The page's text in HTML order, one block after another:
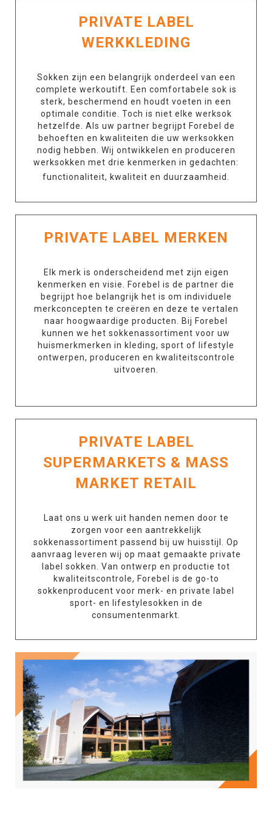
PRIVATE LABEL
WERKKLEDING
Sokken zijn een belangrijk onderdeel van een
complete werkoutift. Een comfortabele sok is
sterk, beschermend en houdt voeten in een
optimale conditie. Toch is niet elke werksok
hetzelfde. Als uw partner begrijpt Forebel de
behoeften en kwaliteiten die uw werksokken
nodig hebben. Wij ontwikkelen en produceren
werksokken met drie kenmerken in gedachten:
functionaliteit, kwaliteit en duurzaamheid.
PRIVATE LABEL MERKEN
Elk merk is onderscheidend met zijn eigen
kenmerken en visie. Forebel is de partner die
begrijpt hoe belangrijk het is om individuele
merkconcepten te creëren en deze te vertalen
naar hoogwaardige producten. Bij Forebel
kunnen we het sokkenassortiment voor uw
huismerkmerken in kleding, sport of lifestyle
ontwerpen, produceren en kwaliteitscontrole
uitvoeren.
PRIVATE LABEL
SUPERMARKETS & MASS
MARKET RETAIL
Laat ons u werk uit handen nemen door te
zorgen voor een aantrekkelijk
sokkenassortiment passend bij uw huisstijl. Op
aanvraag leveren wij op maat gemaakte private
label sokken. Van ontwerp en productie tot
kwaliteitscontrole, Forebel is de go-to
sokkenproducent voor merk- en private label
sport- en lifestylesokken in de
consumentenmarkt.